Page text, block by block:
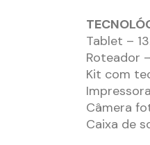
Tablet –
Roteador
Kit com
Câmera
Caixa de